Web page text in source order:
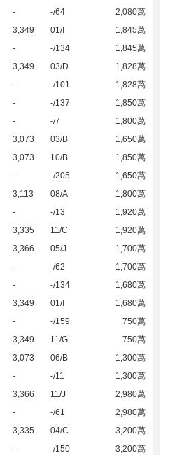
- -/64
2,080萬
3,349 01/I
1,845萬
- -/134
1,845萬
3,349 03/D
1,828萬
- -/101
1,828萬
- -/137
1,850萬
- -/7
1,800萬
3,073 03/B
1,650萬
3,073 10/B
1,850萬
- -/205
1,650萬
3,113 08/A
1,800萬
- -/13
1,920萬
3,335 11/C
1,920萬
3,366 05/J
1,700萬
- -/62
1,700萬
- -/134
1,680萬
3,349 01/I
1,680萬
- -/159
750萬
3,349 11/G
750萬
3,073 06/B
1,300萬
- -/11
1,300萬
3,366 11/J
2,980萬
- -/61
2,980萬
3,335 04/C
3,200萬
- -/150
3,200萬